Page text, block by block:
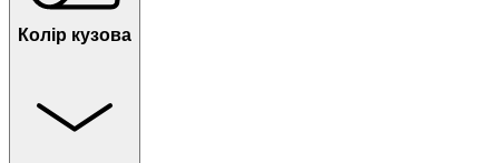
Колір кузова